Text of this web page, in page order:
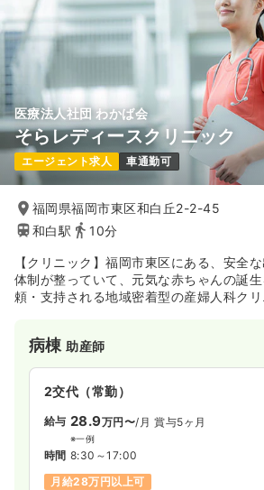
医療法人社団 わかば会
そらレディースクリニック
エージェント求人 車通勤可
福岡県福岡市東区和白丘2-2-45
和白駅
10分
【クリニック】福岡市東区にある、安全
体制が整っていて、元気な赤ちゃんの誕
頼・支持される地域密着型の産婦人科クリ
病棟 助産師
2交代（常勤）
給与 28.9万円〜/月 賞与5ヶ月
※一例
時間 8:30～17:00
月給28万円以上可